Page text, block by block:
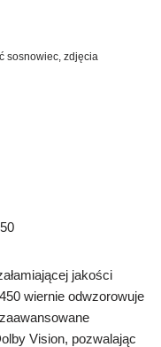
sosnowiec, zdjęcia
jakości
wiernie odwzorowuje
Vision, pozwalając